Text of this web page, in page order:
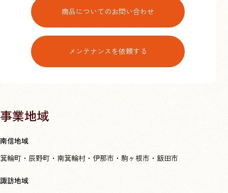
商品についてのお問い合わせ
メンテナンスを依頼する
事業地域
南信地域
箕輪町・辰野町・南箕輪村・伊那市・駒ヶ根市・飯田市
諏訪地域